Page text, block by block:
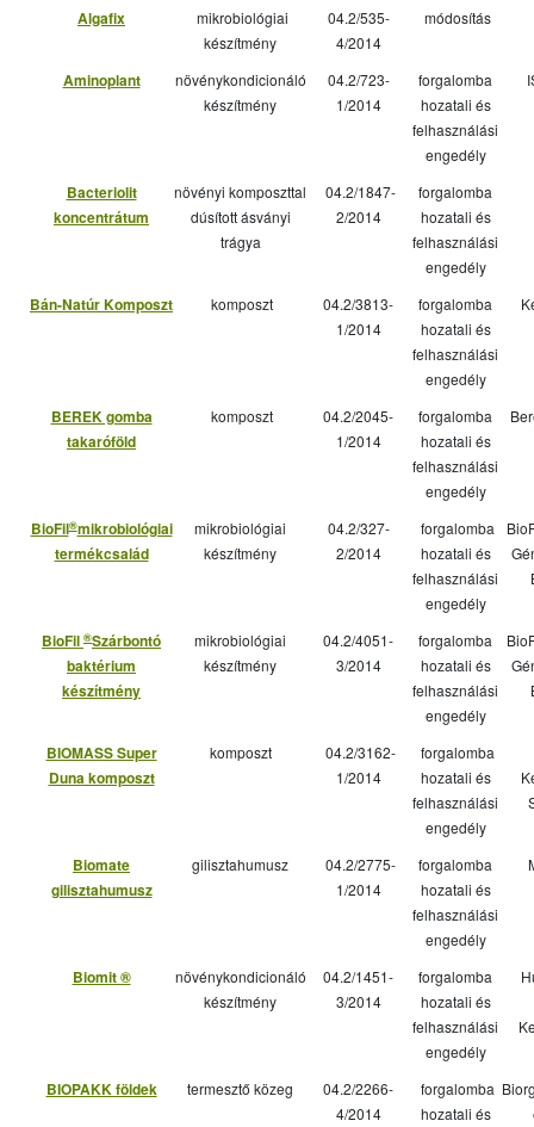
Algafix
mikrobiológiai
készítmény
04.2/535-
4/2014
módosítás
Aminoplant
növénykondicionáló
készítmény
04.2/723-
1/2014
forgalomba
hozatali és
felhasználási
engedély
Bacteriolit
koncentrátum
növényi komposzttal
dúsított ásványi
trágya
04.2/1847-
2/2014
forgalomba
hozatali és
felhasználási
engedély
Bán-Natúr Komposzt komposzt
04.2/3813-
1/2014
forgalomba
hozatali és
felhasználási
engedély
BEREK gomba
takaróföld
komposzt
04.2/2045-
1/2014
forgalomba
hozatali és
felhasználási
engedély
BioFil®mikrobiológiai
termékcsalád
mikrobiológiai
készítmény
04.2/327-
2/2014
forgalomba
hozatali és
felhasználási
engedély
BioFil ®Szárbontó
baktérium
készítmény
mikrobiológiai
készítmény
04.2/4051-
3/2014
forgalomba
hozatali és
felhasználási
engedély
BIOMASS Super
Duna komposzt
komposzt
04.2/3162-
1/2014
forgalomba
hozatali és
felhasználási
engedély
Biomate
gilisztahumusz
gilisztahumusz
04.2/2775-
1/2014
forgalomba
hozatali és
felhasználási
engedély
Biomit ®
növénykondicionáló
készítmény
04.2/1451-
3/2014
forgalomba
hozatali és
felhasználási
engedély
BIOPAKK földek termesztő közeg
04.2/2266-
4/2014
forgalomba
hozatali és